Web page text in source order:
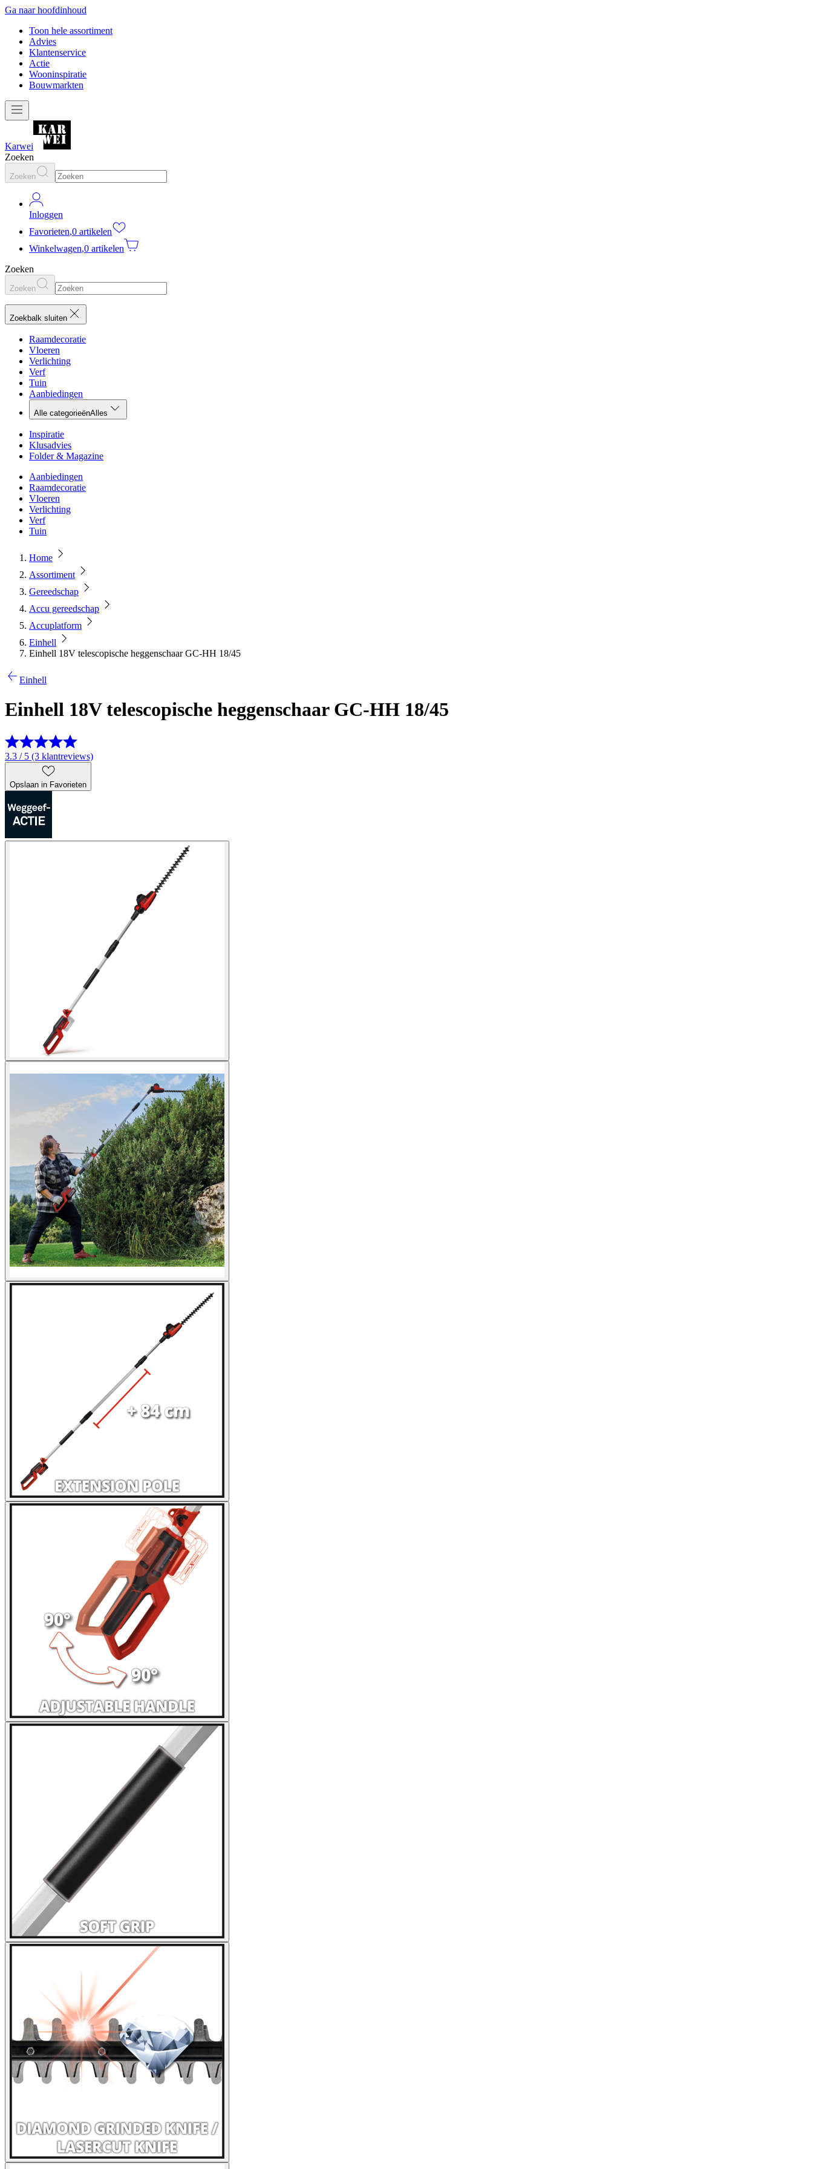
Ga naar hoofdinhoud
Toon hele assortiment
Advies
Klantenservice
Actie
Wooninspiratie
Bouwmarkten
Karwei
Zoeken
Zoeken
Inloggen
Favorieten,0 artikelen
Winkelwagen,0 artikelen
Zoeken
Zoeken
Zoekbalk sluiten
Raamdecoratie
Vloeren
Verlichting
Verf
Tuin
Aanbiedingen
Alle categorieënAlles
Inspiratie
Klusadvies
Folder & Magazine
Aanbiedingen
Raamdecoratie
Vloeren
Verlichting
Verf
Tuin
Home
Assortiment
Gereedschap
Accu gereedschap
Accuplatform
Einhell
Einhell 18V telescopische heggenschaar GC-HH 18/45
Einhell
Einhell 18V telescopische heggenschaar GC-HH 18/45
3.3 / 5 (3 klantreviews)
Opslaan in Favorieten